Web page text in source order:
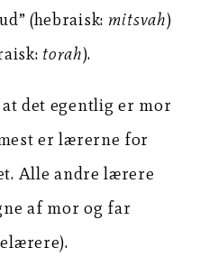
(hebraisk: mitsvah)
torah).
det egentlig er mor
er lærerne for
Alle andre lærere
af mor og far